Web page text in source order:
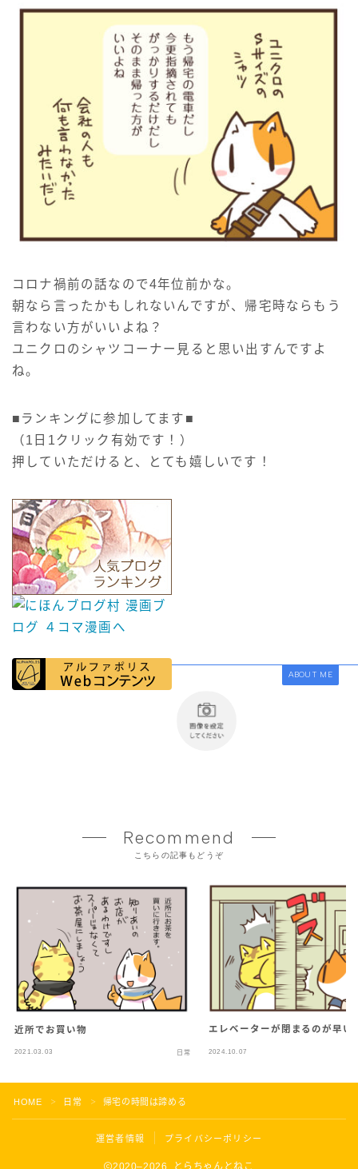
コロナ禍前の話なので4年位前かな。
朝なら言ったかもしれないんですが、帰宅時ならもう
言わない方がいいよね？
ユニクロのシャツコーナー見ると思い出すんですよ
ね。
■ランキングに参加してます■
（1日1クリック有効です！）
押していただけると、とても嬉しいです！
ABOUT ME
Recommend
こちらの記事もどうぞ
近所でお買い物
2021.03.03 日常
エレベーターが閉まるのが早い
2024.10.07
HOME ＞ 日常 ＞ 帰宅の時間は諦める
運営者情報 プライバシーポリシー
2020–2026 とらちゃんとねこ